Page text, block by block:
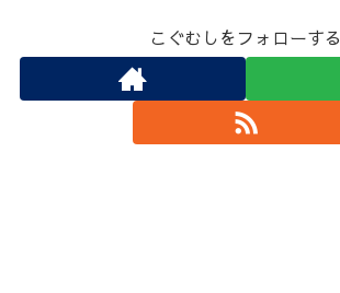
こぐむしをフォローする